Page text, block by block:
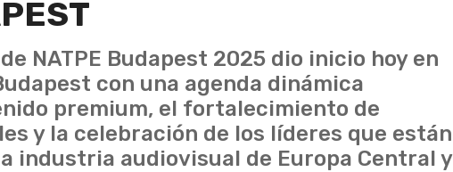
NATPE Budapest 2025 dio inicio hoy en
con una agenda dinámica
premium, el fortalecimiento de
y la celebración de los líderes que están
industria audiovisual de Europa Central y